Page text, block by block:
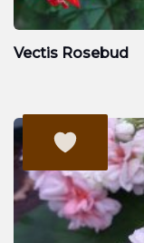
Vectis Rosebud